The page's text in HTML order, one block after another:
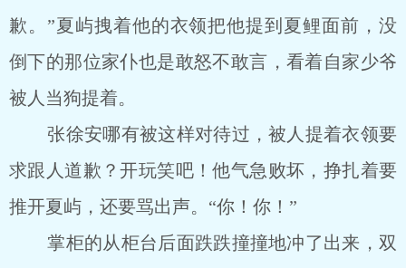
歉。”夏屿拽着他的衣领把他提到夏鲤面前，没
倒下的那位家仆也是敢怒不敢言，看着自家少爷
被人当狗提着。
张徐安哪有被这样对待过，被人提着衣领要
求跟人道歉？开玩笑吧！他气急败坏，挣扎着要
推开夏屿，还要骂出声。“你！你！”
掌柜的从柜台后面跌跌撞撞地冲了出来，双